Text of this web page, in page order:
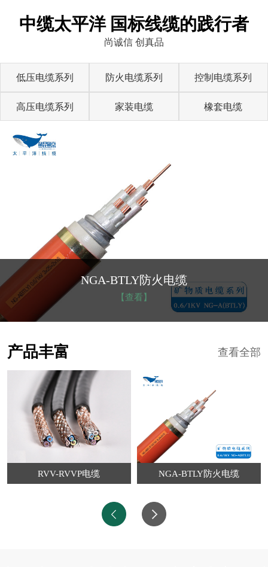
中缆太平洋 国标线缆的践行者
尚诚信 创真品
低压电缆系列 防火电缆系列 控制电缆系列
高压电缆系列 家装电缆 橡套电缆
NGA-BTLY防火电缆
【查看】
查看全部
产品丰富
RVV-RVVP电缆 NGA-BTLY防火电缆